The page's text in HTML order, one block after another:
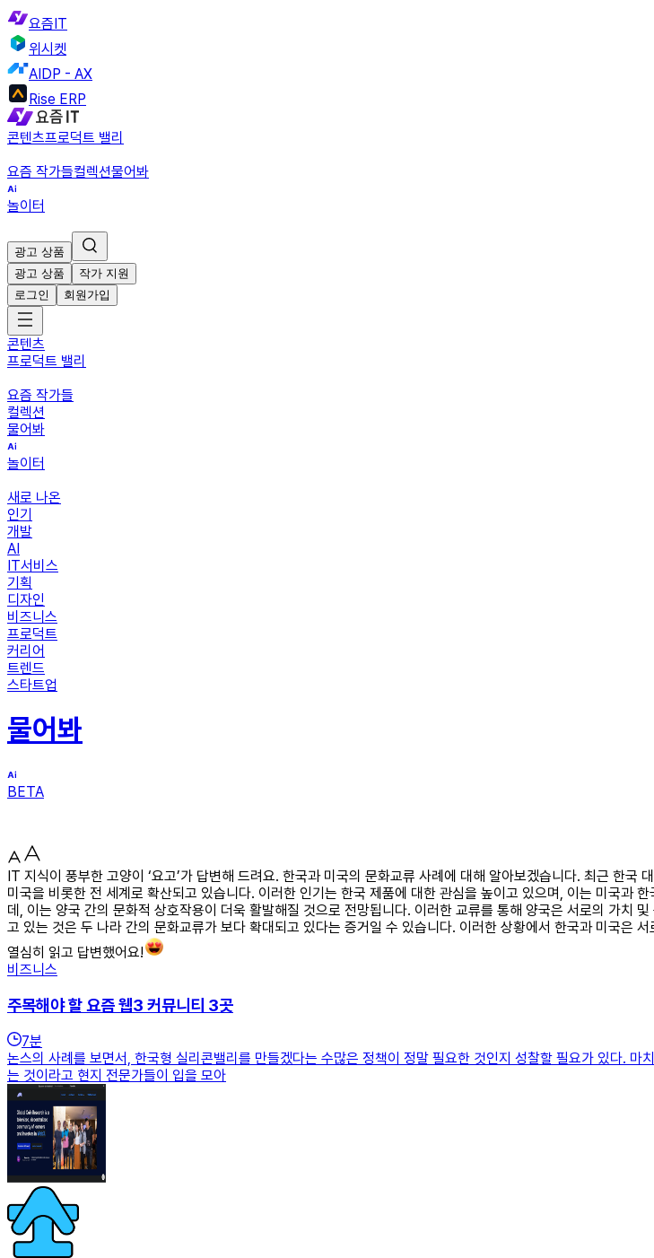
요즘IT
위시켓
AIDP - AX
Rise ERP
콘텐츠프로덕트 밸리
요즘 작가들컬렉션물어봐
놀이터
광고 상품
광고 상품
작가 지원
로그인
회원가입
콘텐츠
프로덕트 밸리
요즘 작가들
컬렉션
물어봐
놀이터
새로 나온
인기
개발
AI
IT서비스
기획
디자인
비즈니스
프로덕트
커리어
트렌드
스타트업
물어봐
BETA
IT 지식이 풍부한 고양이 ‘요고’가 답변해 드려요. 한국과 미국의 문화교류 사례에 대해 알아보겠습니다. 최근 한
미국을 비롯한 전 세계로 확산되고 있습니다. 이러한 인기는 한국 제품에 대한 관심을 높이고 있으며, 이는 미국과
데, 이는 양국 간의 문화적 상호작용이 더욱 활발해질 것으로 전망됩니다. 이러한 교류를 통해 양국은 서로의 가치
고 있는 것은 두 나라 간의 문화교류가 보다 확대되고 있다는 증거일 수 있습니다. 이러한 상황에서 한국과 미국은
열심히 읽고 답변했어요!
비즈니스
주목해야 할 요즘 웹3 커뮤니티 3곳
7분
논스의 사례를 보면서, 한국형 실리콘밸리를 만들겠다는 수많은 정책이 정말 필요한 것인지 성찰할 필요가 있다.
는 것이라고 현지 전문가들이 입을 모아